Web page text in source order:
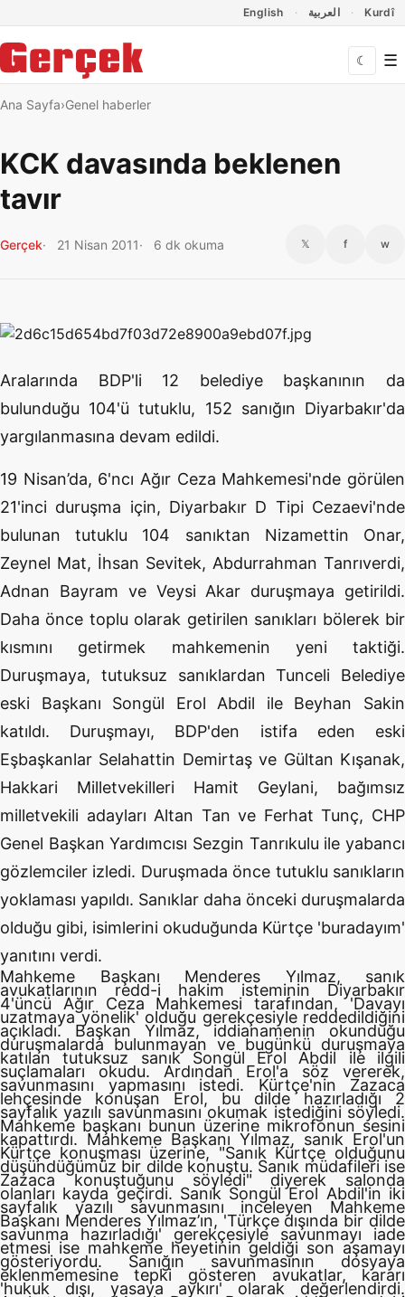
English العربية Kurdî
☾ ☰
Ana Sayfa Genel haberler
KCK davasında beklenen
tavır
Gerçek 21 Nisan 2011 6 dk okuma 𝕏 f w
Aralarında BDP'li 12 belediye başkanının da
bulunduğu 104'ü tutuklu, 152 sanığın Diyarbakır'da
yargılanmasına devam edildi.
19 Nisan’da, 6'ncı Ağır Ceza Mahkemesi'nde görülen
21'inci duruşma için, Diyarbakır D Tipi Cezaevi'nde
bulunan tutuklu 104 sanıktan Nizamettin Onar,
Zeynel Mat, İhsan Sevitek, Abdurrahman Tanrıverdi,
Adnan Bayram ve Veysi Akar duruşmaya getirildi.
Daha önce toplu olarak getirilen sanıkları bölerek bir
kısmını getirmek mahkemenin yeni taktiği.
Duruşmaya, tutuksuz sanıklardan Tunceli Belediye
eski Başkanı Songül Erol Abdil ile Beyhan Sakin
katıldı. Duruşmayı, BDP'den istifa eden eski
Eşbaşkanlar Selahattin Demirtaş ve Gültan Kışanak,
Hakkari Milletvekilleri Hamit Geylani, bağımsız
milletvekili adayları Altan Tan ve Ferhat Tunç, CHP
Genel Başkan Yardımcısı Sezgin Tanrıkulu ile yabancı
gözlemciler izledi. Duruşmada önce tutuklu sanıkların
yoklaması yapıldı. Sanıklar daha önceki duruşmalarda
olduğu gibi, isimlerini okuduğunda Kürtçe 'buradayım'
yanıtını verdi.
Mahkeme Başkanı Menderes Yılmaz, sanık
avukatlarının redd-i hakim isteminin Diyarbakır
4'üncü Ağır Ceza Mahkemesi tarafından, 'Davayı
uzatmaya yönelik' olduğu gerekçesiyle reddedildiğini
açıkladı. Başkan Yılmaz, iddianamenin okunduğu
duruşmalarda bulunmayan ve bugünkü duruşmaya
katılan tutuksuz sanık Songül Erol Abdil ile ilgili
suçlamaları okudu. Ardından Erol'a söz vererek,
savunmasını yapmasını istedi. Kürtçe'nin Zazaca
lehçesinde konuşan Erol, bu dilde hazırladığı 2
sayfalık yazılı savunmasını okumak istediğini söyledi.
Mahkeme başkanı bunun üzerine mikrofonun sesini
kapattırdı. Mahkeme Başkanı Yılmaz, sanık Erol'un
Kürtçe konuşması üzerine, "Sanık Kürtçe olduğunu
düşündüğümüz bir dilde konuştu. Sanık müdafileri ise
Zazaca konuştuğunu söyledi" diyerek salonda
olanları kayda geçirdi. Sanık Songül Erol Abdil'in iki
sayfalık yazılı savunmasını inceleyen Mahkeme
Başkanı Menderes Yılmaz’ın, 'Türkçe dışında bir dilde
savunma hazırladığı' gerekçesiyle savunmayı iade
etmesi ise mahkeme heyetinin geldiği son aşamayı
gösteriyordu. Sanığın savunmasının dosyaya
eklenmemesine tepki gösteren avukatlar, kararı
'hukuk dışı, yasaya aykırı' olarak değerlendirdi.